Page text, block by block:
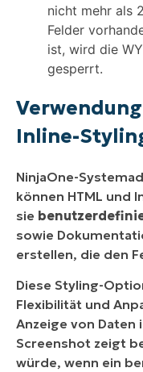
nicht mehr als
Felder
ist, wird die
gesperrt.
Inline-
NinjaOne-
können HTML und
sie
sowie
erstellen, die den
Diese Styling-
Flexibilität und
Anzeige von Daten
Screenshot zeigt
würde, wenn ein